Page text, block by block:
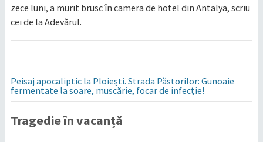
zece luni, a murit brusc în camera de hotel din Antalya, scriu
cei de la Adevărul.
Peisaj apocaliptic la Ploiești. Strada Păstorilor: Gunoaie
fermentate la soare, muscărie, focar de infecție!
Tragedie în vacanță